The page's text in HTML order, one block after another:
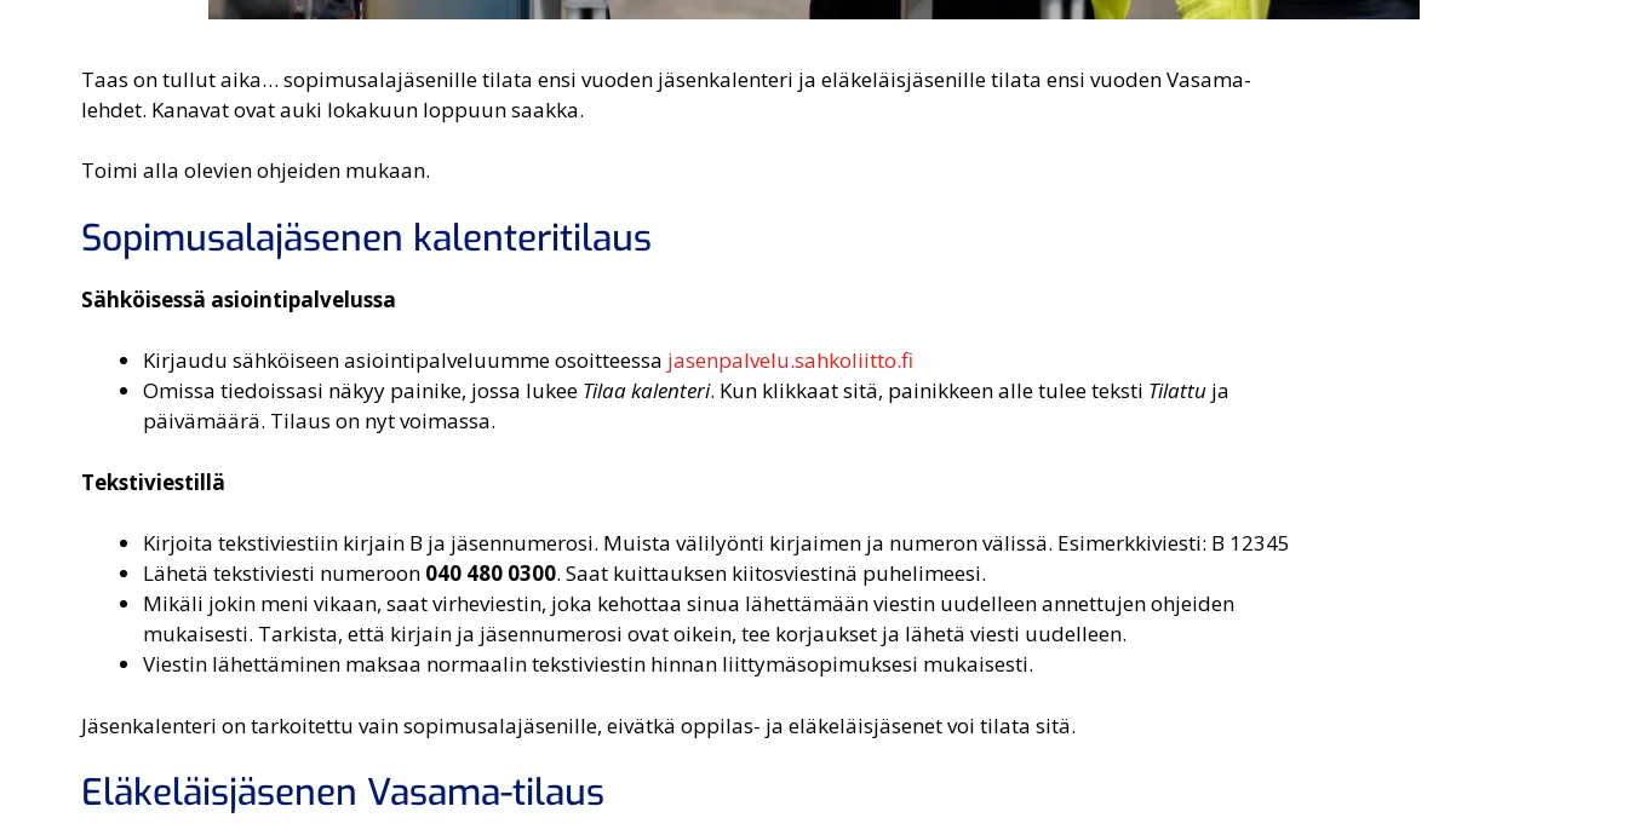
Taas on tullut aika… sopimusalajäsenille tilata ensi vuoden jäsenkalenteri ja eläkeläisjäsenille tilata ensi vuoden Vasama-
lehdet. Kanavat ovat auki lokakuun loppuun saakka.
Toimi alla olevien ohjeiden mukaan.
Sopimusalajäsenen kalenteritilaus
Sähköisessä asiointipalvelussa
Kirjaudu sähköiseen asiointipalveluumme osoitteessa jasenpalvelu.sahkoliitto.fi
Omissa tiedoissasi näkyy painike, jossa lukee Tilaa kalenteri. Kun klikkaat sitä, painikkeen alle tulee teksti Tilattu ja
päivämäärä. Tilaus on nyt voimassa.
Tekstiviestillä
Kirjoita tekstiviestiin kirjain B ja jäsennumerosi. Muista välilyönti kirjaimen ja numeron välissä. Esimerkkiviesti: B 12345
Lähetä tekstiviesti numeroon 040 480 0300. Saat kuittauksen kiitosviestinä puhelimeesi.
Mikäli jokin meni vikaan, saat virheviestin, joka kehottaa sinua lähettämään viestin uudelleen annettujen ohjeiden
mukaisesti. Tarkista, että kirjain ja jäsennumerosi ovat oikein, tee korjaukset ja lähetä viesti uudelleen.
Viestin lähettäminen maksaa normaalin tekstiviestin hinnan liittymäsopimuksesi mukaisesti.
Jäsenkalenteri on tarkoitettu vain sopimusalajäsenille, eivätkä oppilas- ja eläkeläisjäsenet voi tilata sitä.
Eläkeläisjäsenen Vasama-tilaus